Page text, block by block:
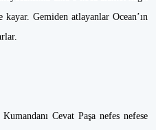
Gemiden atlayanlar Ocean’ın
Cevat Paşa nefes nefese